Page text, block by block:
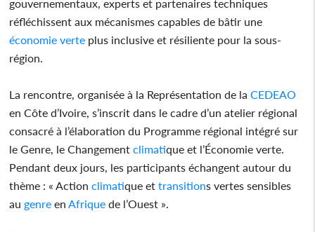
gouvernementaux, experts et partenaires techniques
réfléchissent aux mécanismes capables de bâtir une
économie verte plus inclusive et résiliente pour la sous-
région.
La rencontre, organisée à la Représentation de laCEDEAO
en Côte d’Ivoire, s’inscrit dans le cadre d’un atelier régional
consacré à l’élaboration du Programme régional intégré sur
le Genre, le Changement climatique et l’Économie verte.
Pendant deux jours, les participants échangent autour du
thème : « Action climatique et transitions vertes sensibles
au genre en Afrique de l’Ouest ».